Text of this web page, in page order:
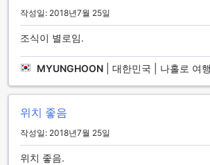
젤랑은 훌륭한 다이닝 경험을 제공하여 여행
만족스러운 숙박을 선사합니다.
다양한 객실 유형으로 편안한 숙박을 경험하
시티허브 호텔 @자고안 마젤랑은 다양한
여 편안한 숙박을 경험할 수 있습니다. 디럭
리 4인, 나노 디럭스, 나노 룸, 스탠다드 킹,
다양한 옵션으로 고객의 다양한 요구에 부응
Agoda에서 이러한 객실을 예약하면 최고의
험을 제공받을 수 있습니다. Agoda는 항상
작성일: 2018년7월 25일
조식이 별로임.
MYUNGHOON 대한민국 | 나홀로 여
위치 좋음
작성일: 2018년7월 25일
위치 좋음.